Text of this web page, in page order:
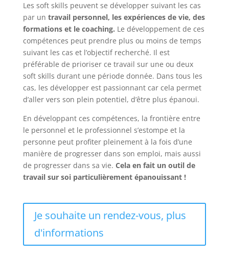
Les soft skills peuvent se développer suivant les cas
par un travail personnel, les expériences de vie, des
formations et le coaching. Le développement de ces
compétences peut prendre plus ou moins de temps
suivant les cas et l’objectif recherché. Il est
préférable de prioriser ce travail sur une ou deux
soft skills durant une période donnée. Dans tous les
cas, les développer est passionnant car cela permet
d’aller vers son plein potentiel, d’être plus épanoui.
En développant ces compétences, la frontière entre
le personnel et le professionnel s’estompe et la
personne peut profiter pleinement à la fois d’une
manière de progresser dans son emploi, mais aussi
de progresser dans sa vie. Cela en fait un outil de
travail sur soi particulièrement épanouissant !
Je souhaite un rendez-vous, plus
d'informations